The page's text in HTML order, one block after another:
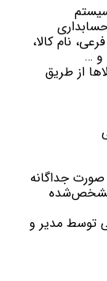
نام کالا،
و …
از طریق
جداگانه
مشخص‌شده
توسط مدیر و